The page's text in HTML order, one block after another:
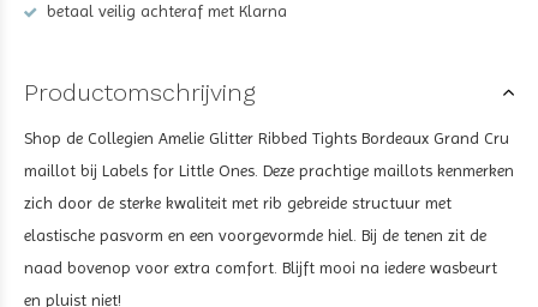
betaal veilig achteraf met Klarna
Productomschrijving
Shop de Collegien Amelie Glitter Ribbed Tights Bordeaux Grand Cru
maillot bij Labels for Little Ones. Deze prachtige maillots kenmerken
zich door de sterke kwaliteit met rib gebreide structuur met
elastische pasvorm en een voorgevormde hiel. Bij de tenen zit de
naad bovenop voor extra comfort. Blijft mooi na iedere wasbeurt
en pluist niet!